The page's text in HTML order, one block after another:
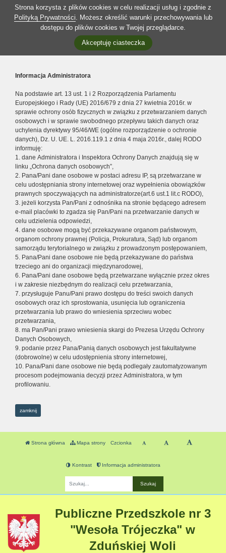
Strona korzysta z plików cookies w celu realizacji usług i zgodnie z
Polityką Prywatności. Możesz określić warunki przechowywania lub
dostępu do plików cookies w Twojej przeglądarce.
Akceptuję ciasteczka
Informacja Administratora
Na podstawie art. 13 ust. 1 i 2 Rozporządzenia Parlamentu
Europejskiego i Rady (UE) 2016/679 z dnia 27 kwietnia 2016r. w
sprawie ochrony osób fizycznych w związku z przetwarzaniem danych
osobowych i w sprawie swobodnego przepływu takich danych oraz
uchylenia dyrektywy 95/46/WE (ogólne rozporządzenie o ochronie
danych), Dz. U. UE. L. 2016.119.1 z dnia 4 maja 2016r., dalej RODO
informuję:
1. dane Administratora i Inspektora Ochrony Danych znajdują się w
linku „Ochrona danych osobowych”,
2. Pana/Pani dane osobowe w postaci adresu IP, są przetwarzane w
celu udostępniania strony internetowej oraz wypełnienia obowiązków
prawnych spoczywających na administratorze(art.6 ust.1 lit.c RODO),
3. jeżeli korzysta Pan/Pani z odnośnika na stronie będącego adresem
e-mail placówki to zgadza się Pan/Pani na przetwarzanie danych w
celu udzielenia odpowiedzi,
4. dane osobowe mogą być przekazywane organom państwowym,
organom ochrony prawnej (Policja, Prokuratura, Sąd) lub organom
samorządu terytorialnego w związku z prowadzonym postępowaniem,
5. Pana/Pani dane osobowe nie będą przekazywane do państwa
trzeciego ani do organizacji międzynarodowej,
6. Pana/Pani dane osobowe będą przetwarzane wyłącznie przez okres
i w zakresie niezbędnym do realizacji celu przetwarzania,
7. przysługuje Panu/Pani prawo dostępu do treści swoich danych
osobowych oraz ich sprostowania, usunięcia lub ograniczenia
przetwarzania lub prawo do wniesienia sprzeciwu wobec
przetwarzania,
8. ma Pan/Pani prawo wniesienia skargi do Prezesa Urzędu Ochrony
Danych Osobowych,
9. podanie przez Pana/Panią danych osobowych jest fakultatywne
(dobrowolne) w celu udostępnienia strony internetowej,
10. Pana/Pani dane osobowe nie będą podlegały zautomatyzowanym
procesom podejmowania decyzji przez Administratora, w tym
profilowaniu.
zamknij
Strona główna Mapa strony Czcionka
Kontrast Informacja administratora
Publiczne Przedszkole nr 3
"Wesoła Trójeczka" w
Zduńskiej Woli